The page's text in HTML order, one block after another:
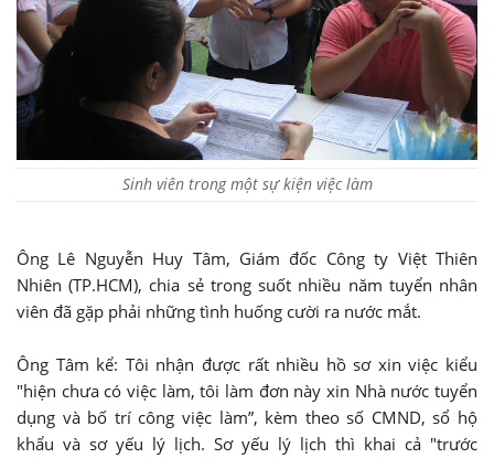
Sinh viên trong một sự kiện việc làm
Ông Lê Nguyễn Huy Tâm, Giám đốc Công ty Việt Thiên
Nhiên (TP.HCM), chia sẻ trong suốt nhiều năm tuyển nhân
viên đã gặp phải những tình huống cười ra nước mắt.
Ông Tâm kể: Tôi nhận được rất nhiều hồ sơ xin việc kiểu
"hiện chưa có việc làm, tôi làm đơn này xin Nhà nước tuyển
dụng và bố trí công việc làm”, kèm theo số CMND, sổ hộ
khẩu và sơ yếu lý lịch. Sơ yếu lý lịch thì khai cả "trước